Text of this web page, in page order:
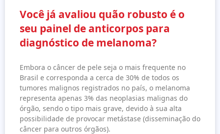
Você já avaliou quão robusto é o
seu painel de anticorpos para
diagnóstico de melanoma?
Embora o câncer de pele seja o mais frequente no
Brasil e corresponda a cerca de 30% de todos os
tumores malignos registrados no país, o melanoma
representa apenas 3% das neoplasias malignas do
órgão, sendo o tipo mais grave, devido à sua alta
possibilidade de provocar metástase (disseminação do
câncer para outros órgãos).